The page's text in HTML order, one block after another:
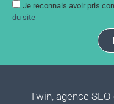
Je reconnais avoir pris
du site
Twin, agence